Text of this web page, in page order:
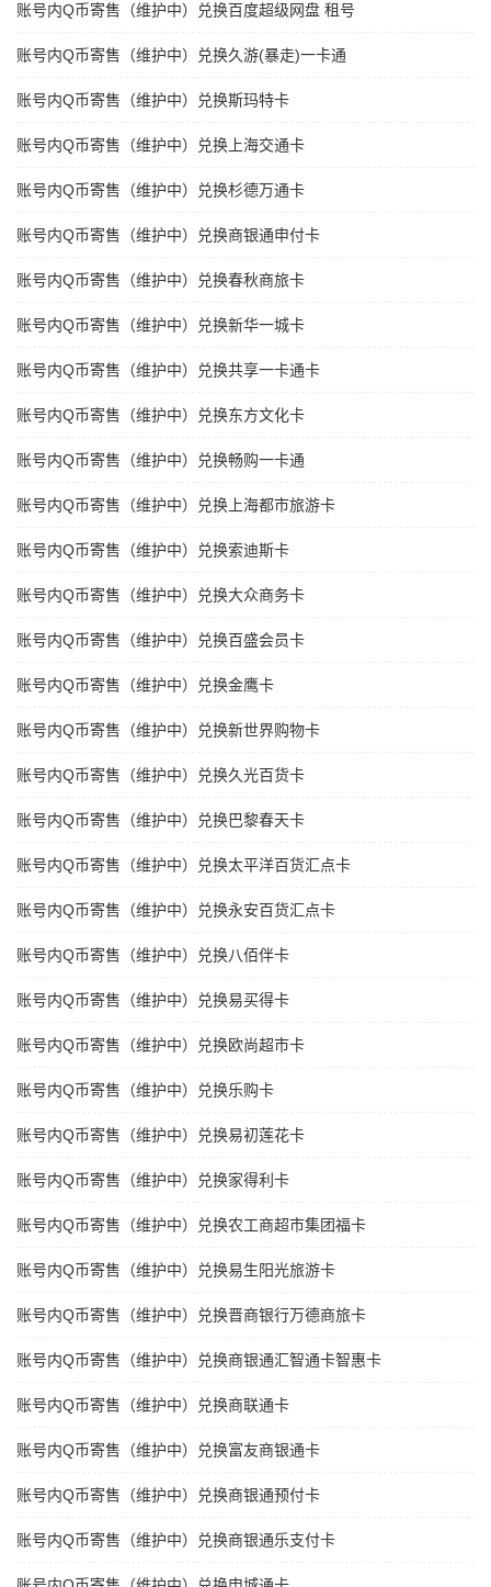
账号内Q币寄售（维护中）兑换百度超级网盘 租号
账号内Q币寄售（维护中）兑换久游(暴走)一卡通
账号内Q币寄售（维护中）兑换斯玛特卡
账号内Q币寄售（维护中）兑换上海交通卡
账号内Q币寄售（维护中）兑换杉德万通卡
账号内Q币寄售（维护中）兑换商银通申付卡
账号内Q币寄售（维护中）兑换春秋商旅卡
账号内Q币寄售（维护中）兑换新华一城卡
账号内Q币寄售（维护中）兑换共享一卡通卡
账号内Q币寄售（维护中）兑换东方文化卡
账号内Q币寄售（维护中）兑换畅购一卡通
账号内Q币寄售（维护中）兑换上海都市旅游卡
账号内Q币寄售（维护中）兑换索迪斯卡
账号内Q币寄售（维护中）兑换大众商务卡
账号内Q币寄售（维护中）兑换百盛会员卡
账号内Q币寄售（维护中）兑换金鹰卡
账号内Q币寄售（维护中）兑换新世界购物卡
账号内Q币寄售（维护中）兑换久光百货卡
账号内Q币寄售（维护中）兑换巴黎春天卡
账号内Q币寄售（维护中）兑换太平洋百货汇点卡
账号内Q币寄售（维护中）兑换永安百货汇点卡
账号内Q币寄售（维护中）兑换八佰伴卡
账号内Q币寄售（维护中）兑换易买得卡
账号内Q币寄售（维护中）兑换欧尚超市卡
账号内Q币寄售（维护中）兑换乐购卡
账号内Q币寄售（维护中）兑换易初莲花卡
账号内Q币寄售（维护中）兑换家得利卡
账号内Q币寄售（维护中）兑换农工商超市集团福卡
账号内Q币寄售（维护中）兑换易生阳光旅游卡
账号内Q币寄售（维护中）兑换晋商银行万德商旅卡
账号内Q币寄售（维护中）兑换商银通汇智通卡智惠卡
账号内Q币寄售（维护中）兑换商联通卡
账号内Q币寄售（维护中）兑换富友商银通卡
账号内Q币寄售（维护中）兑换商银通预付卡
账号内Q币寄售（维护中）兑换商银通乐支付卡